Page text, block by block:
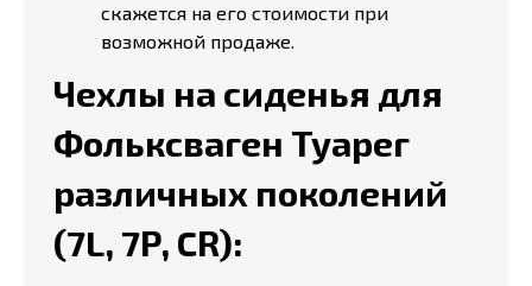
скажется на его стоимости при
возможной продаже.
Чехлы на сиденья для
Фольксваген Туарег
различных поколений
(7L, 7P, CR):